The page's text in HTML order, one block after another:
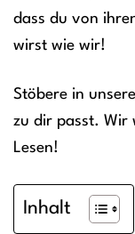
dass du von
wirst wie wir!
Stöbere in
zu dir passt. Wir
Lesen!
Inhalt